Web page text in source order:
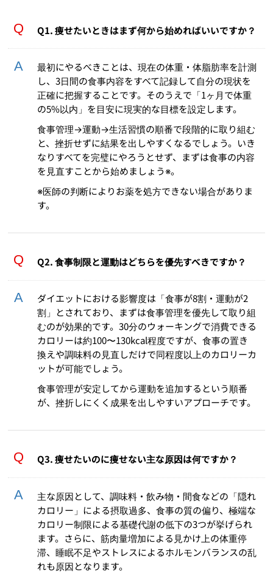
Q1. 痩せたいときはまず何から始めればいいですか？
最初にやるべきことは、現在の体重・体脂肪率を計測
し、3日間の食事内容をすべて記録して自分の現状を
正確に把握することです。そのうえで「1ヶ月で体重
の5%以内」を目安に現実的な目標を設定します。
食事管理→運動→生活習慣の順番で段階的に取り組む
と、挫折せずに結果を出しやすくなるでしょう。いき
なりすべてを完璧にやろうとせず、まずは食事の内容
を見直すことから始めましょう※。
※医師の判断によりお薬を処方できない場合がありま
す。
Q2. 食事制限と運動はどちらを優先すべきですか？
ダイエットにおける影響度は「食事が8割・運動が2
割」とされており、まずは食事管理を優先して取り組
むのが効果的です。30分のウォーキングで消費できる
カロリーは約100〜130kcal程度ですが、食事の置き
換えや調味料の見直しだけで同程度以上のカロリーカ
ットが可能でしょう。
食事管理が安定してから運動を追加するという順番
が、挫折しにくく成果を出しやすいアプローチです。
Q3. 痩せたいのに痩せない主な原因は何ですか？
主な原因として、調味料・飲み物・間食などの「隠れ
カロリー」による摂取過多、食事の質の偏り、極端な
カロリー制限による基礎代謝の低下の3つが挙げられ
ます。さらに、筋肉量増加による見かけ上の体重停
滞、睡眠不足やストレスによるホルモンバランスの乱
れも原因となります。